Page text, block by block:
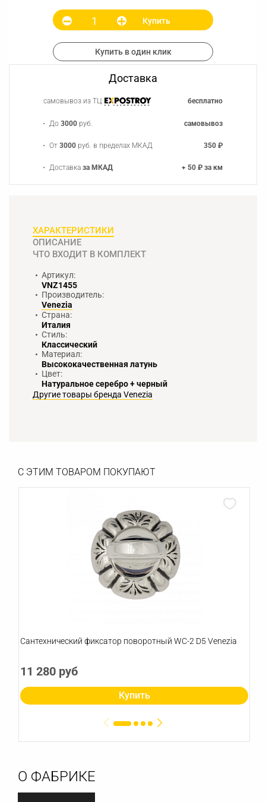
Купить
Купить в один клик
Доставка
самовывоз из ТЦ бесплатно
До3000 руб. самовывоз
От3000 руб. в пределах МКАД 350 ₽
Доставказа МКАД + 50 ₽ за км
ХАРАКТЕРИСТИКИ
ОПИСАНИЕ
ЧТО ВХОДИТ В КОМПЛЕКТ
Артикул:
VNZ1455
Производитель:
Venezia
Страна:
Италия
Стиль:
Классический
Материал:
Высококачественная латунь
Цвет:
Натуральное серебро + черный
Другие товары бренда Venezia
С ЭТИМ ТОВАРОМ ПОКУПАЮТ
Сантехнический фиксатор поворотный WC-2 D5 Venezia
11 280 руб
Купить
О ФАБРИКЕ